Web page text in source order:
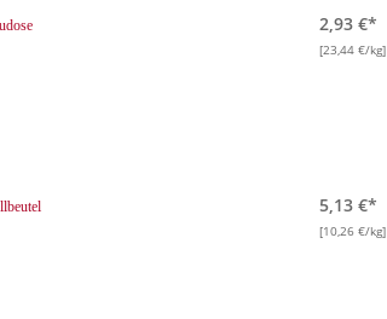
2,93 €*
[23,44 €/kg]
5,13 €*
[10,26 €/kg]